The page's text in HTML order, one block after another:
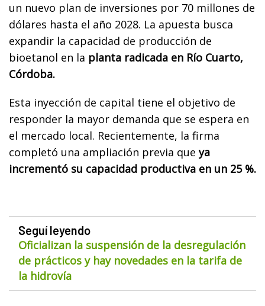
un nuevo plan de inversiones por 70 millones de
dólares hasta el año 2028. La apuesta busca
expandir la capacidad de producción de
bioetanol en la planta radicada en Río Cuarto,
Córdoba.
Esta inyección de capital tiene el objetivo de
responder la mayor demanda que se espera en
el mercado local. Recientemente, la firma
completó una ampliación previa queya
incrementó su capacidad productiva en un 25 %.
Seguí leyendo
Oficializan la suspensión de la desregulación
de prácticos y hay novedades en la tarifa de
la hidrovía